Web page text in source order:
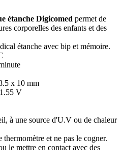
étanche Digicomed permet de
corporelles des enfants et des
étanche avec bip et mémoire.
x 10 mm
V
à une source d'U.V ou de chaleur
et ne pas le cogner.
le mettre en contact avec des